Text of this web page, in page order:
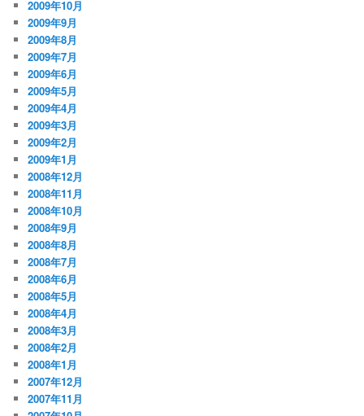
2009年10月
2009年9月
2009年8月
2009年7月
2009年6月
2009年5月
2009年4月
2009年3月
2009年2月
2009年1月
2008年12月
2008年11月
2008年10月
2008年9月
2008年8月
2008年7月
2008年6月
2008年5月
2008年4月
2008年3月
2008年2月
2008年1月
2007年12月
2007年11月